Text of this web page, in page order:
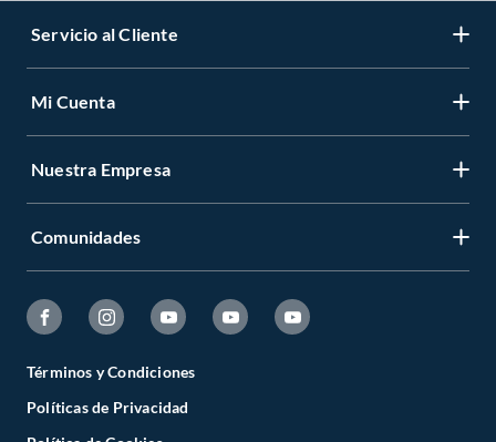
Servicio al Cliente
Mi Cuenta
Nuestra Empresa
Comunidades
Términos y Condiciones
Políticas de Privacidad